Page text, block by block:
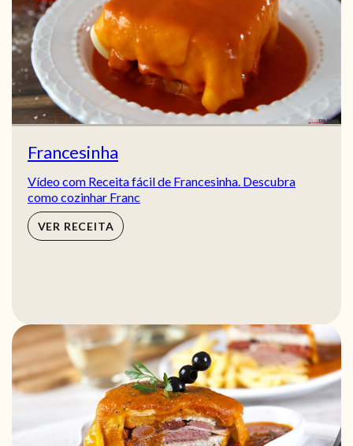
Francesinha
Vídeo com Receita fácil de Francesinha. Descubra
como cozinhar Franc
VER RECEITA